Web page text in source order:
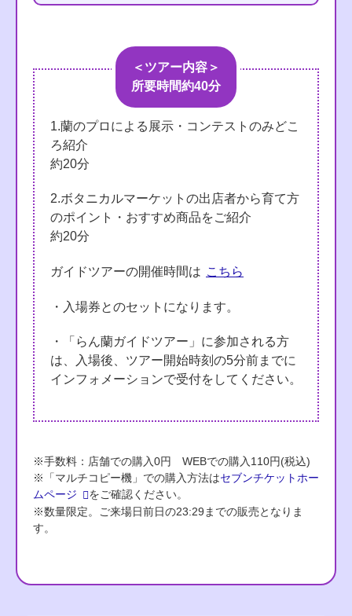
＜ツアー内容＞
所要時間約40分
1.蘭のプロによる展示・コンテストのみどこ
ろ紹介
約20分
2.ボタニカルマーケットの出店者から育て方
のポイント・おすすめ商品をご紹介
約20分
ガイドツアーの開催時間は こちら
・入場券とのセットになります。
・「らん蘭ガイドツアー」に参加される方
は、入場後、ツアー開始時刻の5分前までに
インフォメーションで受付をしてください。
※手数料：店舗での購入0円 WEBでの購入110円(税込)
※「マルチコピー機」での購入方法はセブンチケットホー
ムページ
をご確認ください。
※数量限定。ご来場日前日の23:29までの販売となりま
す。